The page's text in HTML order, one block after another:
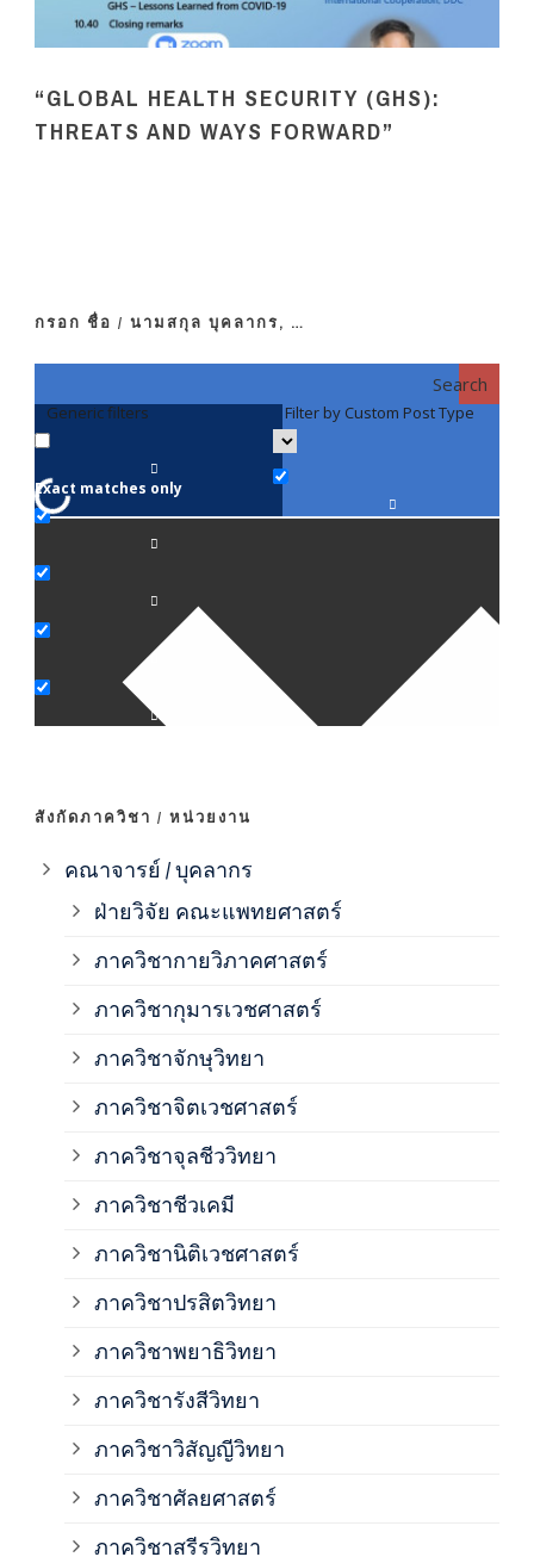
“GLOBAL HEALTH SECURITY (GHS):
THREATS AND WAYS FORWARD”
กรอก ชื่อ / นามสกุล บุคลากร, …
Search
Generic filters
Exact matches only
Filter by Custom Post Type
สังกัดภาควิชา / หน่วยงาน
คณาจารย์ / บุคลากร
ฝ่ายวิจัย คณะแพทยศาสตร์
ภาควิชากายวิภาคศาสตร์
ภาควิชากุมารเวชศาสตร์
ภาควิชาจักษุวิทยา
ภาควิชาจิตเวชศาสตร์
ภาควิชาจุลชีววิทยา
ภาควิชาชีวเคมี
ภาควิชานิติเวชศาสตร์
ภาควิชาปรสิตวิทยา
ภาควิชาพยาธิวิทยา
ภาควิชารังสีวิทยา
ภาควิชาวิสัญญีวิทยา
ภาควิชาศัลยศาสตร์
ภาควิชาสรีรวิทยา